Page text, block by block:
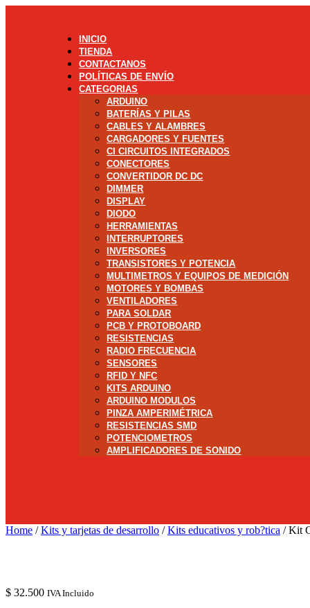
INICIO
TIENDA
CONTACTANOS
POLÍTICAS DE ENVÍO
CATEGORIAS
ARDUINO
BATERÍAS Y PILAS
CABLES Y ALAMBRES
CARGADORES Y FUENTES
CI CIRCUITOS INTEGRADOS
CONECTORES
CONVERTIDOR DC DC
DIMMER
DISPLAY
DIODO
HERRAMIENTAS
INTERRUPTORES
INVERSORES
TRANSISTORES Y POTENCIA
MULTIMETROS Y EQUIPOS DE MEDICIÓN
MOTORES Y BOMBAS
VENTILADORES
PARA SOLDAR
PCB Y PROTOBOARD
RESISTENCIAS
RADIO FRECUENCIA
SENSORES
RFID Y NFC
KITS ARDUINO
ARDUINO MODULOS
PINZA AMPERIMÉTRICA
RESISTENCIAS SMD
POTENCIOMETROS
AMPLIFICADORES DE SONIDO
Home /Kits y tarjetas de desarrollo /Kits educativos y rob?tica / Kit
$ 32.500 IVA Incluido